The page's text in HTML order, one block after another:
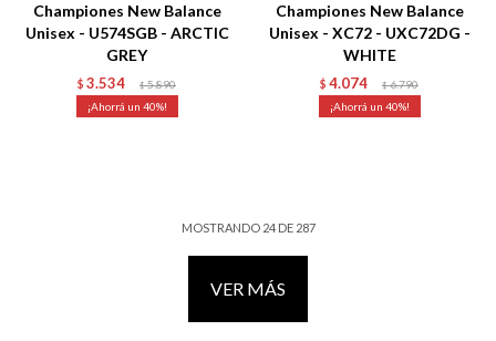
Championes New Balance
Unisex - U574SGB - ARCTIC
GREY
$ 3.534 $ 5.890
40
Championes New Balance
Unisex - XC72 - UXC72DG -
WHITE
$ 4.074 $ 6.790
40
MOSTRANDO 24DE 287
VER MÁS